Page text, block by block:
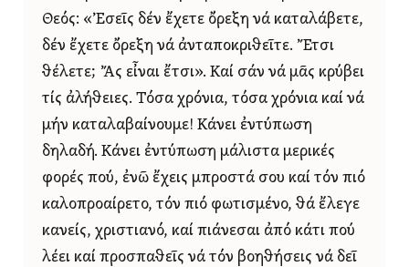
Θεός: «Ἐσεῖς δέν ἔχετε ὄρεξη νά καταλάβετε,
δέν ἔχετε ὄρεξη νά ἀνταποκριθεῖτε. Ἔτσι
θέλετε; Ἄς εἶναι ἔτσι». Καί σάν νά μᾶς κρύβει
τίς ἀλήθειες. Τόσα χρόνια, τόσα χρόνια καί νά
μήν καταλαβαίνουμε! Κάνει ἐντύπωση
δηλαδή. Κάνει ἐντύπωση μάλιστα μερικές
φορές πού, ἐνῶ ἔχεις μπροστά σου καί τόν πιό
καλοπροαίρετο, τόν πιό φωτισμένο, θά ἔλεγε
κανείς, χριστιανό, καί πιάνεσαι ἀπό κάτι πού
λέει καί προσπαθεῖς νά τόν βοηθήσεις νά δεῖ